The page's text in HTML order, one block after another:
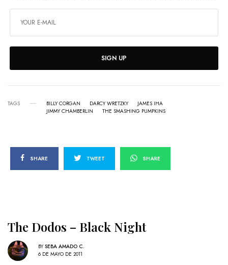
SIGN UP
TAGS BILLY CORGAN DARCY WRETZKY
JAMES IHA
JIMMY CHAMBERLIN
THE SMASHING PUMPKINS
SHARE TWEET SHARE
The Dodos – Black Night
BY SEBA AMADO C.
6 DE MAYO DE 2011